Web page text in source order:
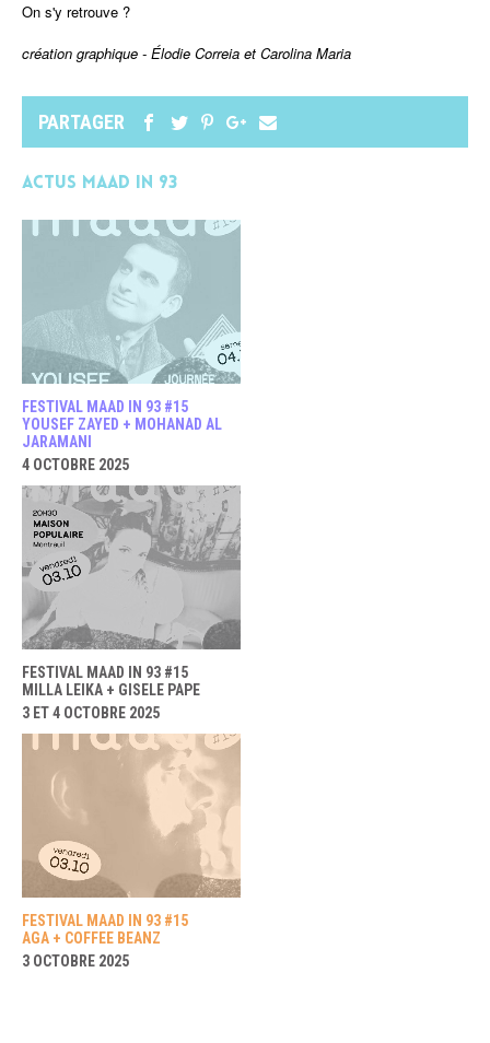
On s'y retrouve ?
création graphique - Élodie Correia et Carolina Maria
PARTAGER
Actus MAAD in 93
FESTIVAL MAAD IN 93 #15
YOUSEF ZAYED + MOHANAD AL
JARAMANI
4 OCTOBRE 2025
FESTIVAL MAAD IN 93 #15
MILLA LEIKA + GISELE PAPE
3 ET 4 OCTOBRE 2025
FESTIVAL MAAD IN 93 #15
AGA + COFFEE BEANZ
3 OCTOBRE 2025